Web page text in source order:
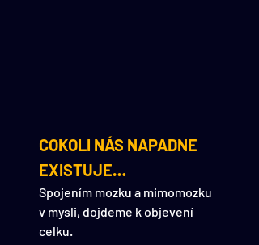
COKOLI NÁS NAPADNE
EXISTUJE…
Spojením mozku a mimomozku
v mysli, dojdeme k objevení
celku.